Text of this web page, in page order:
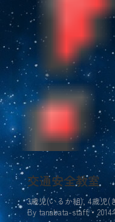
交通安全教室
3歳児(いるか組), 4歳児(
By tanabata-staff